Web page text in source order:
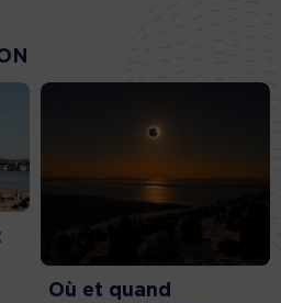
Où et quand